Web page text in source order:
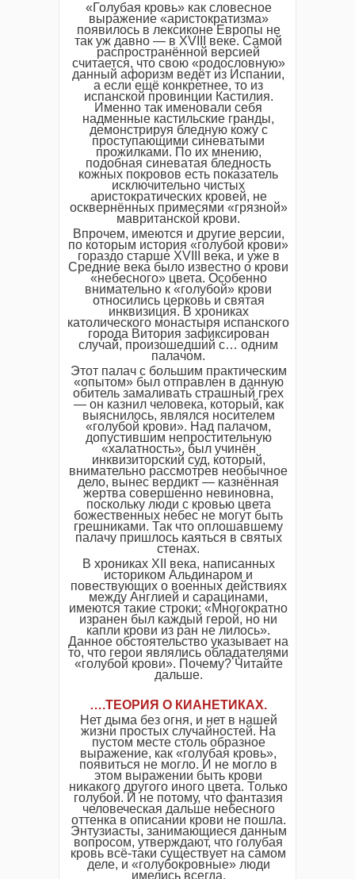
«Голубая кровь» как словесное
выражение «аристократизма»
появилось в лексиконе Европы не
так уж давно — в XVIII веке. Самой
распространённой версией
считается, что свою «родословную»
данный афоризм ведёт из Испании,
а если ещё конкретнее, то из
испанской провинции Кастилия.
Именно так именовали себя
надменные кастильские гранды,
демонстрируя бледную кожу с
проступающими синеватыми
прожилками. По их мнению,
подобная синеватая бледность
кожных покровов есть показатель
исключительно чистых
аристократических кровей, не
осквернённых примесями «грязной»
мавританской крови.
Впрочем, имеются и другие версии,
по которым история «голубой крови»
гораздо старше XVIII века, и уже в
Средние века было известно о крови
«небесного» цвета. Особенно
внимательно к «голубой» крови
относились церковь и святая
инквизиция. В хрониках
католического монастыря испанского
города Витория зафиксирован
случай, произошедший с… одним
палачом.
Этот палач с большим практическим
«опытом» был отправлен в данную
обитель замаливать страшный грех
— он казнил человека, который, как
выяснилось, являлся носителем
«голубой крови». Над палачом,
допустившим непростительную
«халатность», был учинён
инквизиторский суд, который,
внимательно рассмотрев необычное
дело, вынес вердикт — казнённая
жертва совершенно невиновна,
поскольку люди с кровью цвета
божественных небес не могут быть
грешниками. Так что оплошавшему
палачу пришлось каяться в святых
стенах.
В хрониках XII века, написанных
историком Альдинаром и
повествующих о военных действиях
между Англией и сарацинами,
имеются такие строки: «Многократно
изранен был каждый герой, но ни
капли крови из ран не лилось».
Данное обстоятельство указывает на
то, что герои являлись обладателями
«голубой крови». Почему? Читайте
дальше.
….ТЕОРИЯ О КИАНЕТИКАХ.
Нет дыма без огня, и нет в нашей
жизни простых случайностей. На
пустом месте столь образное
выражение, как «голубая кровь»,
появиться не могло. И не могло в
этом выражении быть крови
никакого другого иного цвета. Только
голубой. И не потому, что фантазия
человеческая дальше небесного
оттенка в описании крови не пошла.
Энтузиасты, занимающиеся данным
вопросом, утверждают, что голубая
кровь всё-таки существует на самом
деле, и «голубокровные» люди
имелись всегда.